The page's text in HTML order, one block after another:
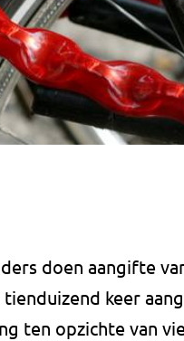
doen aangifte
keer
ten opzichte van